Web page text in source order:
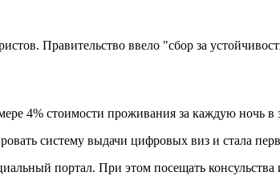
Правительство ввело "сбор за
4% стоимости проживания за каждую ночь в
систему выдачи цифровых виз и стала
портал. При этом посещать